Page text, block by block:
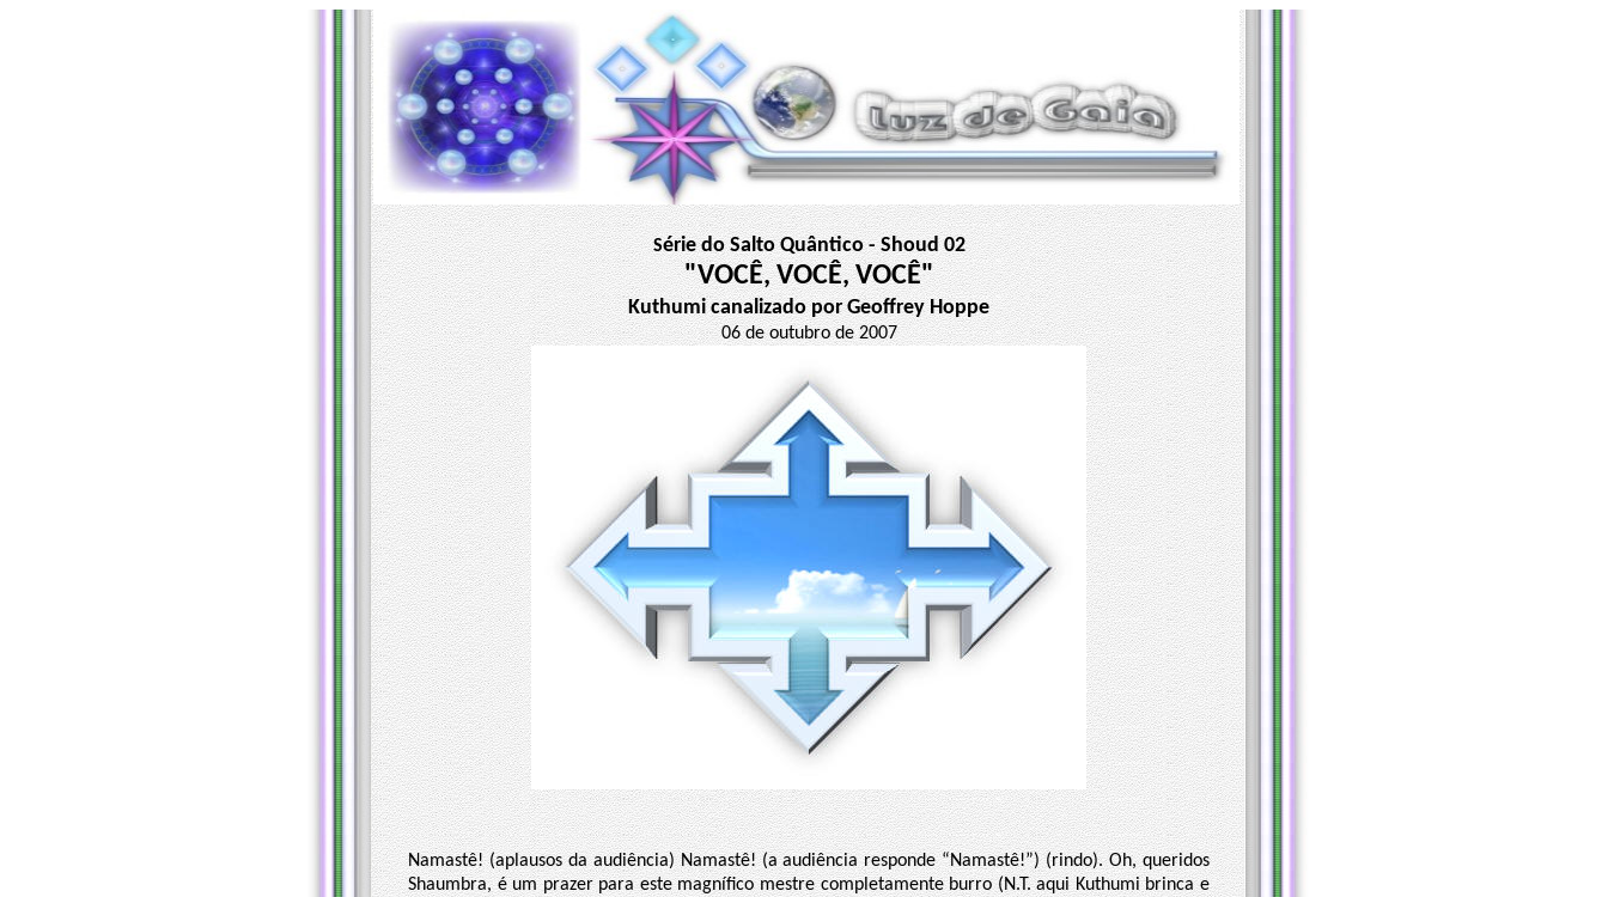
Série do Salto Quântico - Shoud 02
"VOCÊ, VOCÊ, VOCÊ"
Kuthumi canalizado por Geoffrey Hoppe
06 de outubro de 2007
Namastê! (aplausos da audiência) Namastê! (a audiência responde “Namastê!”) (rindo). Oh, queridos
Shaumbra, é um prazer para este magnífico mestre completamente burro (N.T. aqui Kuthumi brinca e